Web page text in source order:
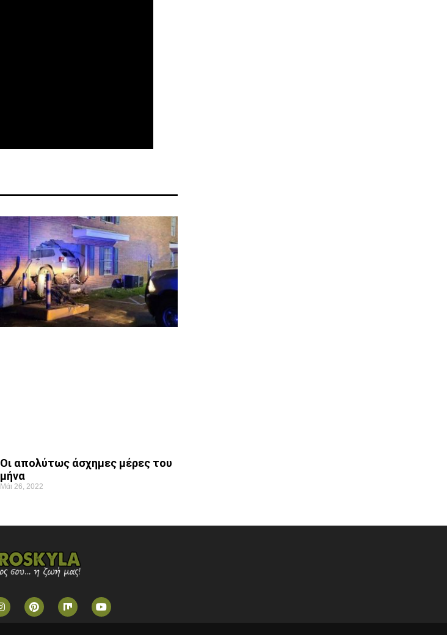
Οι απολύτως άσχημες μέρες του
μήνα
Μάι 26, 2022